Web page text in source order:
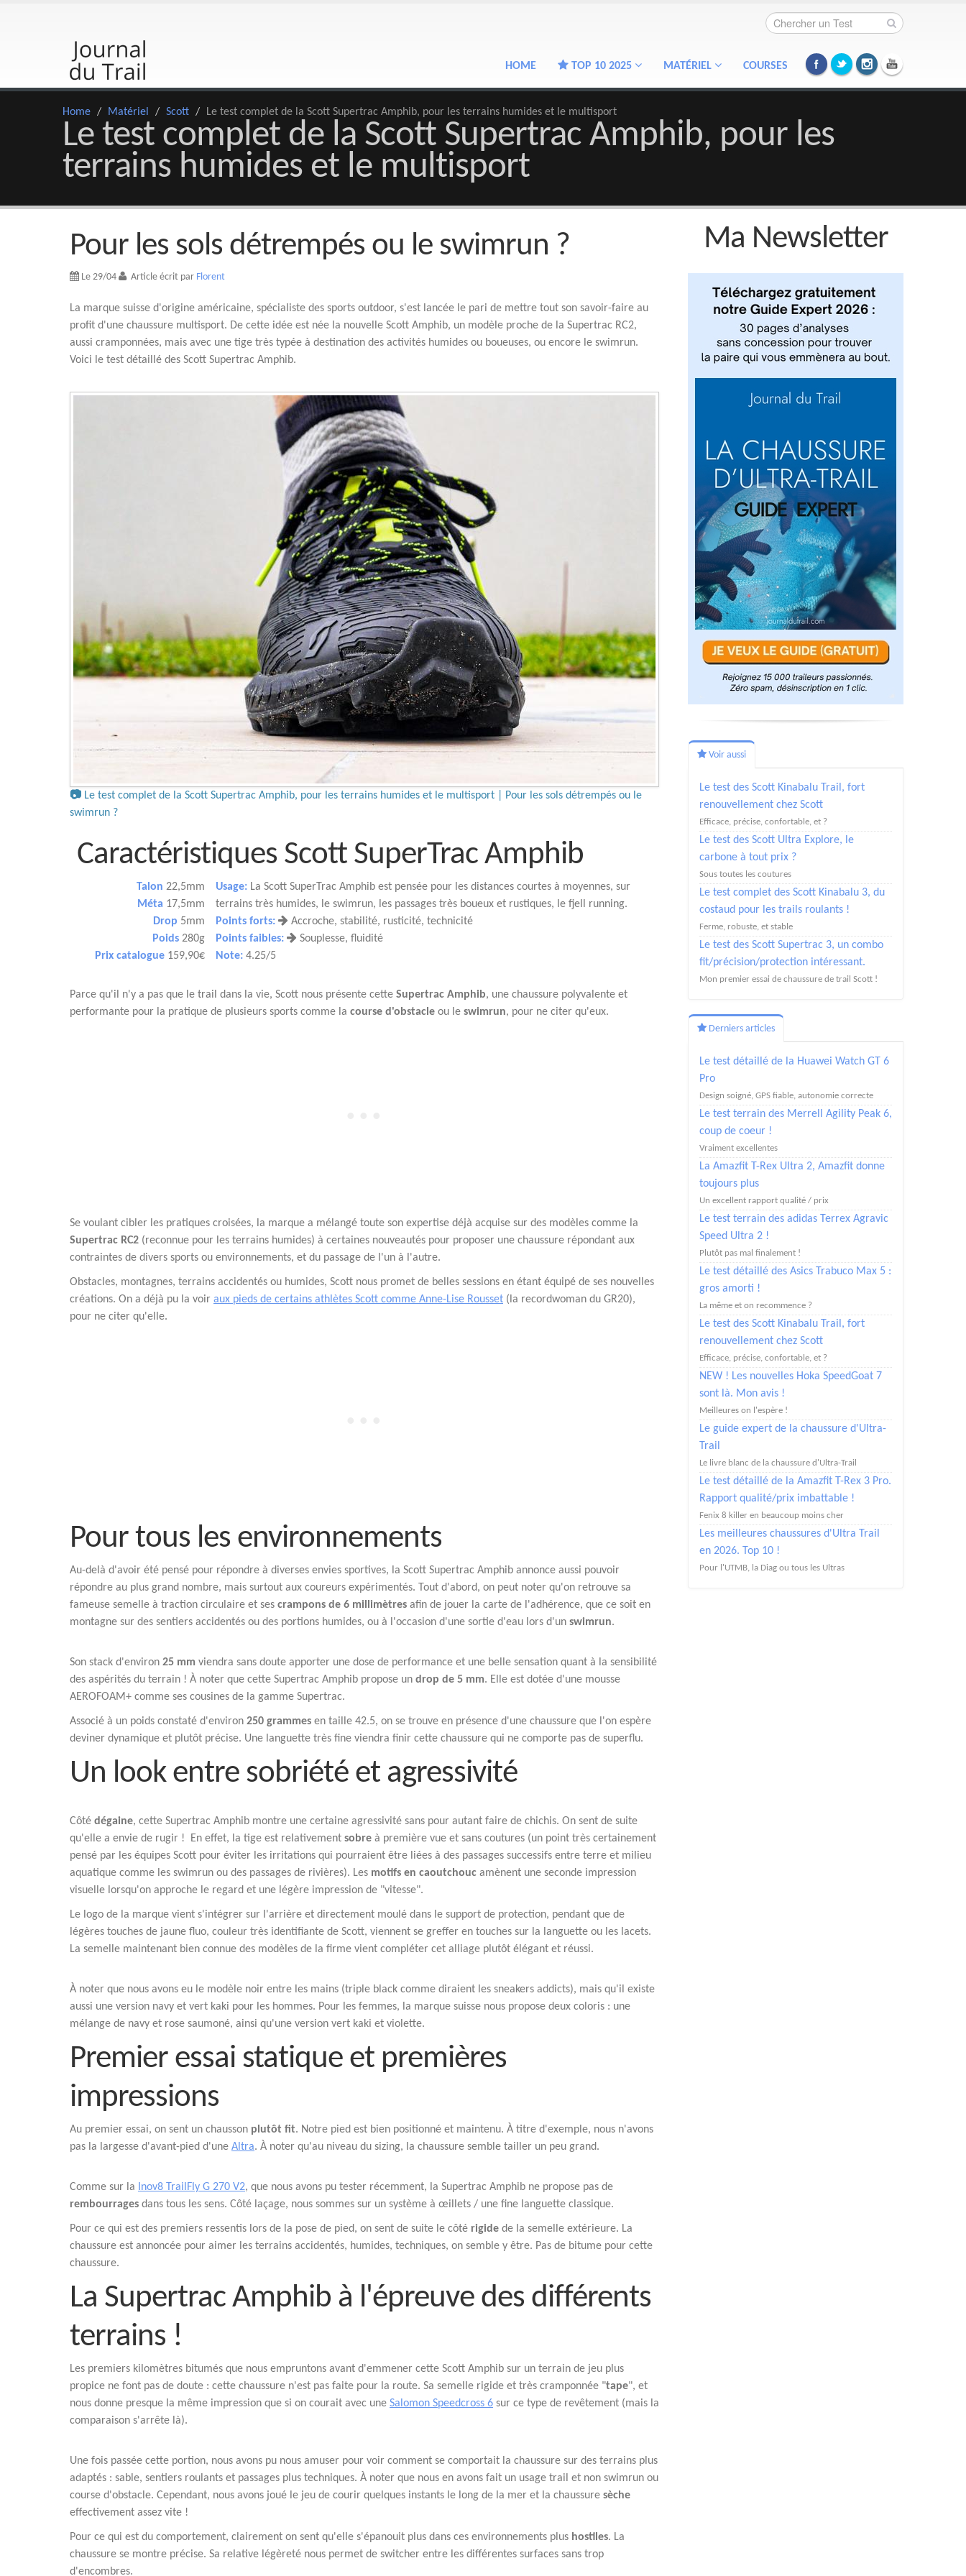
HOME TOP 10 2025 MATÉRIEL COURSES
Home / Matériel / Scott / Le test complet de la Scott Supertrac Amphib, pour les terrains humides et le multisport
Le test complet de la Scott Supertrac Amphib, pour les
terrains humides et le multisport
Pour les sols détrempés ou le swimrun ?
Le 29/04 Article écrit par Florent
La marque suisse d'origine américaine, spécialiste des sports outdoor, s'est lancée le pari de mettre tout son savoir-faire au
profit d'une chaussure multisport. De cette idée est née la nouvelle Scott Amphib, un modèle proche de la Supertrac RC2,
aussi cramponnées, mais avec une tige très typée à destination des activités humides ou boueuses, ou encore le swimrun.
Voici le test détaillé des Scott Supertrac Amphib.
📷 Le test complet de la Scott Supertrac Amphib, pour les terrains humides et le multisport | Pour les sols détrempés ou le
swimrun ?
Caractéristiques Scott SuperTrac Amphib
Talon 22,5mm
Méta 17,5mm
Drop 5mm
Poids 280g
Prix catalogue 159,90€
Usage: La Scott SuperTrac Amphib est pensée pour les distances courtes à moyennes, sur
terrains très humides, le swimrun, les passages très boueux et rustiques, le fjell running.
Points forts:
Accroche, stabilité, rusticité, technicité
Points faibles:
Souplesse, fluidité
Note: 4.25/5
Parce qu'il n'y a pas que le trail dans la vie, Scott nous présente cette Supertrac Amphib, une chaussure polyvalente et
performante pour la pratique de plusieurs sports comme la course d'obstacle ou le swimrun, pour ne citer qu'eux.
Se voulant cibler les pratiques croisées, la marque a mélangé toute son expertise déjà acquise sur des modèles comme la
Supertrac RC2 (reconnue pour les terrains humides) à certaines nouveautés pour proposer une chaussure répondant aux
contraintes de divers sports ou environnements, et du passage de l'un à l'autre.
Obstacles, montagnes, terrains accidentés ou humides, Scott nous promet de belles sessions en étant équipé de ses nouvelles
créations. On a déjà pu la voir aux pieds de certains athlètes Scott comme Anne-Lise Rousset (la recordwoman du GR20),
pour ne citer qu'elle.
Pour tous les environnements
Au-delà d'avoir été pensé pour répondre à diverses envies sportives, la Scott Supertrac Amphib annonce aussi pouvoir
répondre au plus grand nombre, mais surtout aux coureurs expérimentés. Tout d'abord, on peut noter qu'on retrouve sa
fameuse semelle à traction circulaire et ses crampons de 6 millimètres afin de jouer la carte de l'adhérence, que ce soit en
montagne sur des sentiers accidentés ou des portions humides, ou à l'occasion d'une sortie d'eau lors d'un swimrun.
Son stack d'environ 25 mm viendra sans doute apporter une dose de performance et une belle sensation quant à la sensibilité
des aspérités du terrain ! À noter que cette Supertrac Amphib propose un drop de 5 mm. Elle est dotée d'une mousse
AEROFOAM+ comme ses cousines de la gamme Supertrac.
Associé à un poids constaté d'environ 250 grammes en taille 42.5, on se trouve en présence d'une chaussure que l'on espère
deviner dynamique et plutôt précise. Une languette très fine viendra finir cette chaussure qui ne comporte pas de superflu.
Un look entre sobriété et agressivité
Côté dégaine, cette Supertrac Amphib montre une certaine agressivité sans pour autant faire de chichis. On sent de suite
qu'elle a envie de rugir ! En effet, la tige est relativement sobre à première vue et sans coutures (un point très certainement
pensé par les équipes Scott pour éviter les irritations qui pourraient être liées à des passages successifs entre terre et milieu
aquatique comme les swimrun ou des passages de rivières). Les motifs en caoutchouc amènent une seconde impression
visuelle lorsqu'on approche le regard et une légère impression de "vitesse".
Le logo de la marque vient s'intégrer sur l'arrière et directement moulé dans le support de protection, pendant que de
légères touches de jaune fluo, couleur très identifiante de Scott, viennent se greffer en touches sur la languette ou les lacets.
La semelle maintenant bien connue des modèles de la firme vient compléter cet alliage plutôt élégant et réussi.
À noter que nous avons eu le modèle noir entre les mains (triple black comme diraient les sneakers addicts), mais qu'il existe
aussi une version navy et vert kaki pour les hommes. Pour les femmes, la marque suisse nous propose deux coloris : une
mélange de navy et rose saumoné, ainsi qu'une version vert kaki et violette.
Premier essai statique et premières
impressions
Au premier essai, on sent un chausson plutôt fit. Notre pied est bien positionné et maintenu. À titre d'exemple, nous n'avons
pas la largesse d'avant-pied d'une Altra. À noter qu'au niveau du sizing, la chaussure semble tailler un peu grand.
Comme sur la Inov8 TrailFly G 270 V2, que nous avons pu tester récemment, la Supertrac Amphib ne propose pas de
rembourrages dans tous les sens. Côté laçage, nous sommes sur un système à œillets / une fine languette classique.
Pour ce qui est des premiers ressentis lors de la pose de pied, on sent de suite le côté rigide de la semelle extérieure. La
chaussure est annoncée pour aimer les terrains accidentés, humides, techniques, on semble y être. Pas de bitume pour cette
chaussure.
La Supertrac Amphib à l'épreuve des différents
terrains !
Les premiers kilomètres bitumés que nous empruntons avant d'emmener cette Scott Amphib sur un terrain de jeu plus
propice ne font pas de doute : cette chaussure n'est pas faite pour la route. Sa semelle rigide et très cramponnée "tape", et
nous donne presque la même impression que si on courait avec une Salomon Speedcross 6 sur ce type de revêtement (mais la
comparaison s'arrête là).
Une fois passée cette portion, nous avons pu nous amuser pour voir comment se comportait la chaussure sur des terrains plus
adaptés : sable, sentiers roulants et passages plus techniques. À noter que nous en avons fait un usage trail et non swimrun ou
course d'obstacle. Cependant, nous avons joué le jeu de courir quelques instants le long de la mer et la chaussure sèche
effectivement assez vite !
Pour ce qui est du comportement, clairement on sent qu'elle s'épanouit plus dans ces environnements plus hostiles. La
chaussure se montre précise. Sa relative légèreté nous permet de switcher entre les différentes surfaces sans trop
d'encombres.
Ma Newsletter
Voir aussi
Le test des Scott Kinabalu Trail, fort
renouvellement chez Scott
Efficace, précise, confortable, et ?
Le test des Scott Ultra Explore, le
carbone à tout prix ?
Sous toutes les coutures
Le test complet des Scott Kinabalu 3, du
costaud pour les trails roulants !
Ferme, robuste, et stable
Le test des Scott Supertrac 3, un combo
fit/précision/protection intéressant.
Mon premier essai de chaussure de trail Scott !
Derniers articles
Le test détaillé de la Huawei Watch GT 6
Pro
Design soigné, GPS fiable, autonomie correcte
Le test terrain des Merrell Agility Peak 6,
coup de coeur !
Vraiment excellentes
La Amazfit T-Rex Ultra 2, Amazfit donne
toujours plus
Un excellent rapport qualité / prix
Le test terrain des adidas Terrex Agravic
Speed Ultra 2 !
Plutôt pas mal finalement !
Le test détaillé des Asics Trabuco Max 5 :
gros amorti !
La même et on recommence ?
Le test des Scott Kinabalu Trail, fort
renouvellement chez Scott
Efficace, précise, confortable, et ?
NEW ! Les nouvelles Hoka SpeedGoat 7
sont là. Mon avis !
Meilleures on l'espère !
Le guide expert de la chaussure d'Ultra-
Trail
Le livre blanc de la chaussure d'Ultra-Trail
Le test détaillé de la Amazfit T-Rex 3 Pro.
Rapport qualité/prix imbattable !
Fenix 8 killer en beaucoup moins cher
Les meilleures chaussures d'Ultra Trail
en 2026. Top 10 !
Pour l'UTMB, la Diag ou tous les Ultras